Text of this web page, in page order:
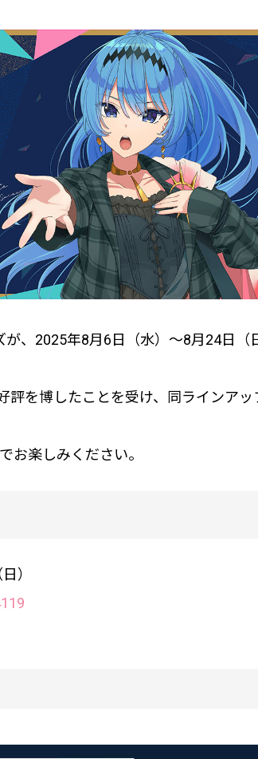
、2025年8月6日（水）～8月24日（
評を博したことを受け、同ラインア
お楽しみください。
）